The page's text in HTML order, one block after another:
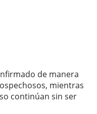
de manera
mientras
continúan sin ser